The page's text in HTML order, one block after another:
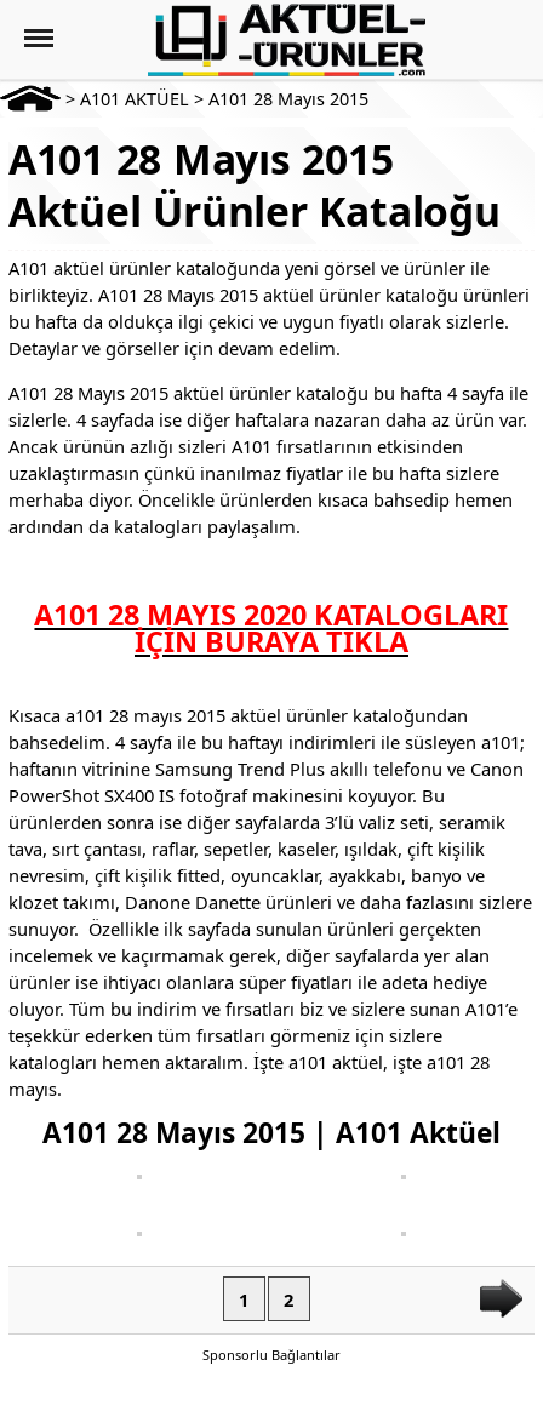
> A101 AKTÜEL > A101 28 Mayıs 2015
A101 28 Mayıs 2015
Aktüel Ürünler Kataloğu
A101 aktüel ürünler kataloğunda yeni görsel ve ürünler ile
birlikteyiz. A101 28 Mayıs 2015 aktüel ürünler kataloğu ürünleri
bu hafta da oldukça ilgi çekici ve uygun fiyatlı olarak sizlerle.
Detaylar ve görseller için devam edelim.
A101 28 Mayıs 2015 aktüel ürünler kataloğu bu hafta 4 sayfa ile
sizlerle. 4 sayfada ise diğer haftalara nazaran daha az ürün var.
Ancak ürünün azlığı sizleri A101 fırsatlarının etkisinden
uzaklaştırmasın çünkü inanılmaz fiyatlar ile bu hafta sizlere
merhaba diyor. Öncelikle ürünlerden kısaca bahsedip hemen
ardından da katalogları paylaşalım.
A101 28 MAYIS 2020 KATALOGLARI
İÇİN BURAYA TIKLA
Kısaca a101 28 mayıs 2015 aktüel ürünler kataloğundan
bahsedelim. 4 sayfa ile bu haftayı indirimleri ile süsleyen a101;
haftanın vitrinine Samsung Trend Plus akıllı telefonu ve Canon
PowerShot SX400 IS fotoğraf makinesini koyuyor. Bu
ürünlerden sonra ise diğer sayfalarda 3’lü valiz seti, seramik
tava, sırt çantası, raflar, sepetler, kaseler, ışıldak, çift kişilik
nevresim, çift kişilik fitted, oyuncaklar, ayakkabı, banyo ve
klozet takımı, Danone Danette ürünleri ve daha fazlasını sizlere
sunuyor. Özellikle ilk sayfada sunulan ürünleri gerçekten
incelemek ve kaçırmamak gerek, diğer sayfalarda yer alan
ürünler ise ihtiyacı olanlara süper fiyatları ile adeta hediye
oluyor. Tüm bu indirim ve fırsatları biz ve sizlere sunan A101’e
teşekkür ederken tüm fırsatları görmeniz için sizlere
katalogları hemen aktaralım. İşte a101 aktüel, işte a101 28
mayıs.
A101 28 Mayıs 2015 | A101 Aktüel
1 2
Sponsorlu Bağlantılar